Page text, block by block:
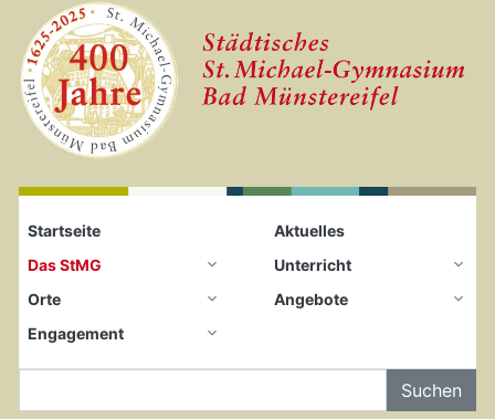
Zum Seiteninhalt springen
Startseite
Startseite
Aktuelles
Das StMG
Unterricht
Orte
Angebote
Engagement